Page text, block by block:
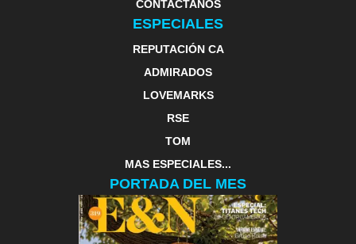
CONTACTANOS
ESPECIALES
REPUTACIÓN CA
ADMIRADOS
LOVEMARKS
RSE
TOM
MAS ESPECIALES...
PORTADA DEL MES